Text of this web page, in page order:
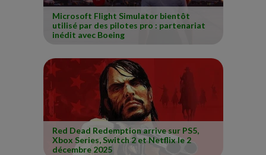
Microsoft Flight Simulator bientôt
utilisé par des pilotes pro : partenariat
inédit avec Boeing
Red Dead Redemption arrive sur PS5,
Xbox Series, Switch 2 et Netflix le 2
décembre 2025